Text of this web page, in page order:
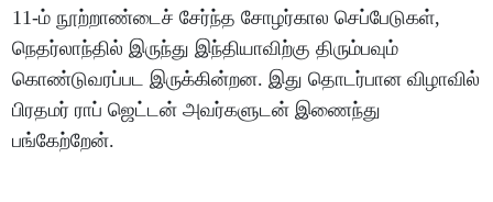
11-ம் நூற்றாண்டைச் சேர்ந்த சோழர்கால செப்பேடுகள்,
நெதர்லாந்தில் இருந்து இந்தியாவிற்கு திரும்பவும்
கொண்டுவரப்பட இருக்கின்றன. இது தொடர்பான விழாவில்
பிரதமர் ராப் ஜெட்டன் அவர்களுடன் இணைந்து
பங்கேற்றேன்.